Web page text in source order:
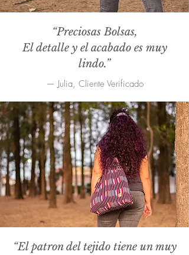
“Preciosas Bolsas,
El detalle y el acabado es muy
lindo.”
— Julia, Cliente Verificado
“El patron del tejido tiene un muy